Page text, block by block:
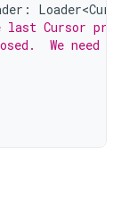
:
Cursor
We need to